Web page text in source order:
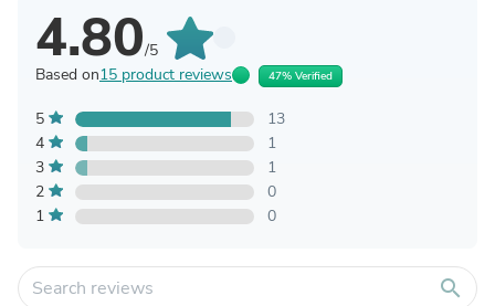
4.80/5
Based on15 product reviews 47% Verified
5
13
4
1
3
1
2
0
1
0
search